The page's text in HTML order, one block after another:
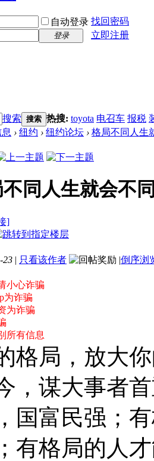
自动登录 找回密码
登录
立即注册
搜索 搜索 热搜: toyota 电召车 报税
› 纽约 › 纽约论坛 › 格局不同人生
同人生就会不
]
23 | 只看该作者 |倒序浏
小心诈骗
为诈骗
为诈骗
所有信息
格局，放大
，谋大事者
国富民强；
有格局的人